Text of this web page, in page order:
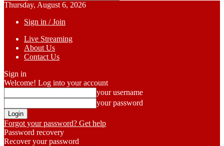
Thursday, August 6, 2026
Sign in / Join
Live Streaming
About Us
Contact Us
Sign in
Welcome! Log into your account
your username
your password
Forgot your password? Get help
Password recovery
Recover your password